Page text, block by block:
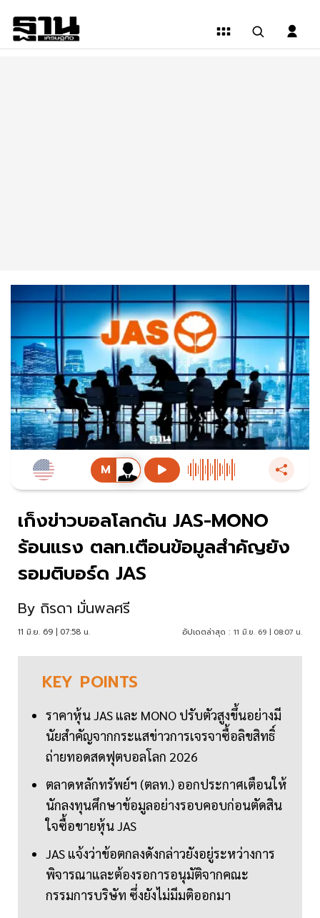
เก็งข่าวบอลโลกดัน JAS-MONO
ร้อนแรง ตลท.เตือนข้อมูลสำคัญยัง
รอมติบอร์ด JAS
By ถิรดา มั่นพลศรี
11 มิ.ย. 69 | 07:58 น. อัปเดตล่าสุด : 11 มิ.ย. 69 | 08:07 น.
KEY POINTS
ราคาหุ้น JAS และ MONO ปรับตัวสูงขึ้นอย่างมี
นัยสำคัญจากกระแสข่าวการเจรจาซื้อลิขสิทธิ์
ถ่ายทอดสดฟุตบอลโลก 2026
ตลาดหลักทรัพย์ฯ (ตลท.) ออกประกาศเตือนให้
นักลงทุนศึกษาข้อมูลอย่างรอบคอบก่อนตัดสิน
ใจซื้อขายหุ้น JAS
JAS แจ้งว่าข้อตกลงดังกล่าวยังอยู่ระหว่างการ
พิจารณาและต้องรอการอนุมัติจากคณะ
กรรมการบริษัท ซึ่งยังไม่มีมติออกมา